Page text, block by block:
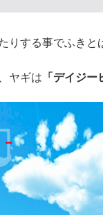
りする事でふきと
ヤギは 「デイジー